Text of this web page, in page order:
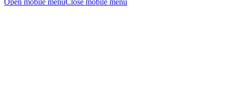
Open mobile menuClose mobile menu